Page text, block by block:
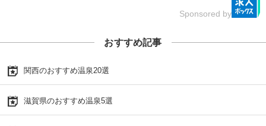
Sponsored by
おすすめ記事
関西のおすすめ温泉20選
滋賀県のおすすめ温泉5選